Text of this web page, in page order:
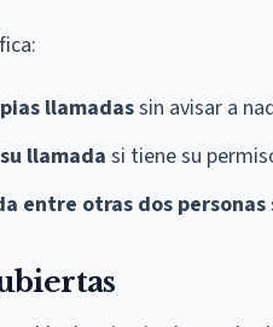
llamadassin avisar a
llamada si tiene su
entre otras dos personas